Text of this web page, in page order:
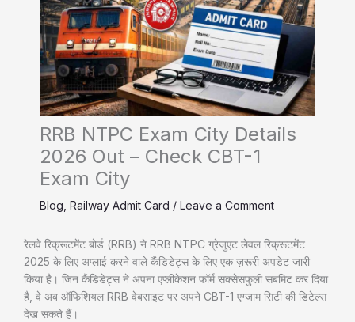
RRB NTPC Exam City Details
2026 Out – Check CBT-1
Exam City
Blog, Railway Admit Card / Leave a Comment
रेलवे रिक्रूटमेंट बोर्ड (RRB) ने RRB NTPC ग्रेजुएट लेवल रिक्रूटमेंट
2025 के लिए अप्लाई करने वाले कैंडिडेट्स के लिए एक ज़रूरी अपडेट जारी
किया है। जिन कैंडिडेट्स ने अपना एप्लीकेशन फॉर्म सक्सेसफुली सबमिट कर दिया
है, वे अब ऑफिशियल RRB वेबसाइट पर अपने CBT-1 एग्जाम सिटी की डिटेल्स
देख सकते हैं।